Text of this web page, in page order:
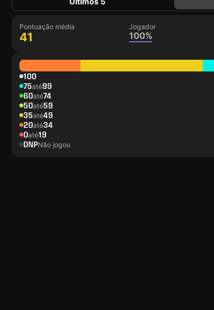
Pontuação média
41
Jogador
100%
100
75até99
60até74
50até59
35até49
20até34
0até19
DNPNão jogou